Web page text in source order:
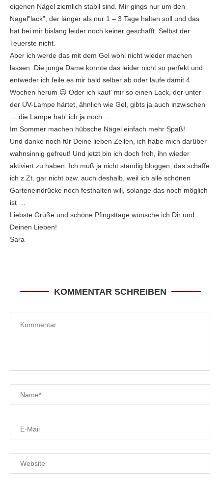
eigenen Nägel ziemlich stabil sind. Mir gings nur um den
Nagel"lack", der länger als nur 1 – 3 Tage halten soll und das
hat bei mir bislang leider noch keiner geschafft. Selbst der
Teuerste nicht.
Aber ich werde das mit dem Gel wohl nicht wieder machen
lassen. Die junge Dame konnte das leider nicht so perfekt und
entweder ich feile es mir bald selber ab oder laufe damit 4
Wochen herum 😉 Oder ich kauf' mir so einen Lack, der unter
der UV-Lampe härtet, ähnlich wie Gel, gibts ja auch inzwischen
… die Lampe hab' ich ja noch …
Im Sommer machen hübsche Nägel einfach mehr Spaß!
Und danke noch für Deine lieben Zeilen, ich habe mich darüber
wahnsinnig gefreut! Und jetzt bin ich doch froh, ihn wieder
aktiviert zu haben. Ich muß ja nicht ständig bloggen, das schaffe
ich z.Zt. gar nicht bzw. auch deshalb, weil ich alle schönen
Garteneindrücke noch festhalten will, solange das noch möglich
ist …
Liebste Grüße und schöne Pfingsttage wünsche ich Dir und
Deinen Lieben!
Sara
KOMMENTAR SCHREIBEN